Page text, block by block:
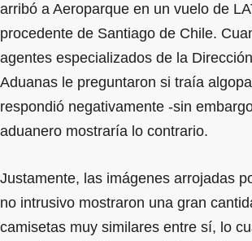
arribó a Aeroparque en un vuelo de
procedente de Santiago de Chile.
agentes especializados de la
Aduanas le preguntaron si traía
respondió negativamente -sin
aduanero mostraría lo contrario.
Justamente, las imágenes arrojadas
no intrusivo mostraron una gran
camisetas muy similares entre sí, lo